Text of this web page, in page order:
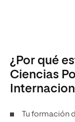
¿Por qué
Ciencias
Tu formación